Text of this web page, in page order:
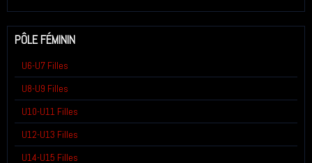
PÔLE FÉMININ
U6-U7 Filles
U8-U9 Filles
U10-U11 Filles
U12-U13 Filles
U14-U15 Filles